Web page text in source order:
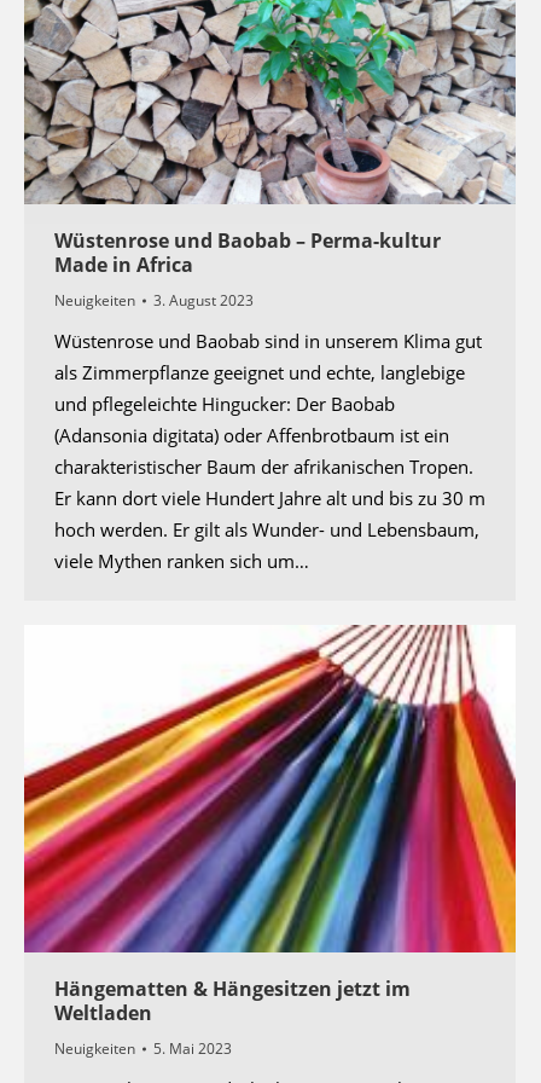
Wüstenrose und Baobab – Perma-kultur
Made in Africa
Neuigkeiten 3. August 2023
Wüstenrose und Baobab sind in unserem Klima gut
als Zimmerpflanze geeignet und echte, langlebige
und pflegeleichte Hingucker: Der Baobab
(Adansonia digitata) oder Affenbrotbaum ist ein
charakteristischer Baum der afrikanischen Tropen.
Er kann dort viele Hundert Jahre alt und bis zu 30 m
hoch werden. Er gilt als Wunder- und Lebensbaum,
viele Mythen ranken sich um…
Hängematten & Hängesitzen jetzt im
Weltladen
Neuigkeiten 5. Mai 2023